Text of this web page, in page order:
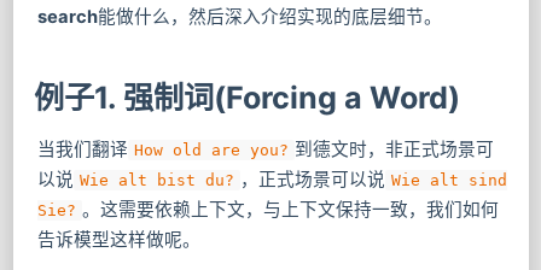
search能做什么，然后深入介绍实现的底层细节。
例子1. 强制词(Forcing a Word)
当我们翻译 How old are you? 到德文时，非正式场景可
以说 Wie alt bist du? ，正式场景可以说 Wie alt sind
Sie? 。这需要依赖上下文，与上下文保持一致，我们如何
告诉模型这样做呢。